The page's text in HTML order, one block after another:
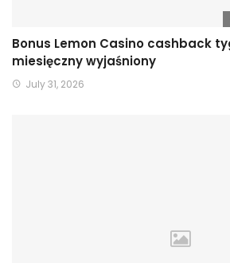
Bonus Lemon Casino cashback
miesięczny wyjaśniony
July 31, 2026